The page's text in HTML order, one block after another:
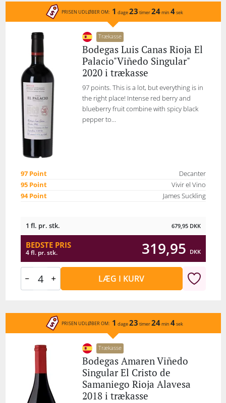
PRISEN UDLØBER OM: 1 dage23 timer24min 4sek
Trækasse
Bodegas Luis Canas Rioja El
Palacio"Viñedo Singular"
2020 i trækasse
97 points. This is a lot, but everything is in
the right place! Intense red berry and
blueberry fruit combine with spicy black
pepper to...
97 Point
Decanter
95 Point
Vivir el Vino
94 Point
James Suckling
1 fl. pr. stk. 679,95 DKK
BEDSTE PRIS
4 fl. pr. stk. 319,95 DKK
LÆG I KURV
PRISEN UDLØBER OM: 1 dage23 timer24min 4sek
Trækasse
Bodegas Amaren Viñedo
Singular El Cristo de
Samaniego Rioja Alavesa
2018 i trækasse